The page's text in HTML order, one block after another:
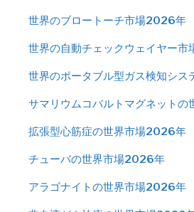
世界のブロートーチ市場2026年
世界の自動チェックウェイヤー
世界のポータブル型ガス検知シ
サマリウムコバルトマグネット
拡張型心筋症の世界市場2026年
チューバの世界市場2026年
アラゴナイトの世界市場2026年